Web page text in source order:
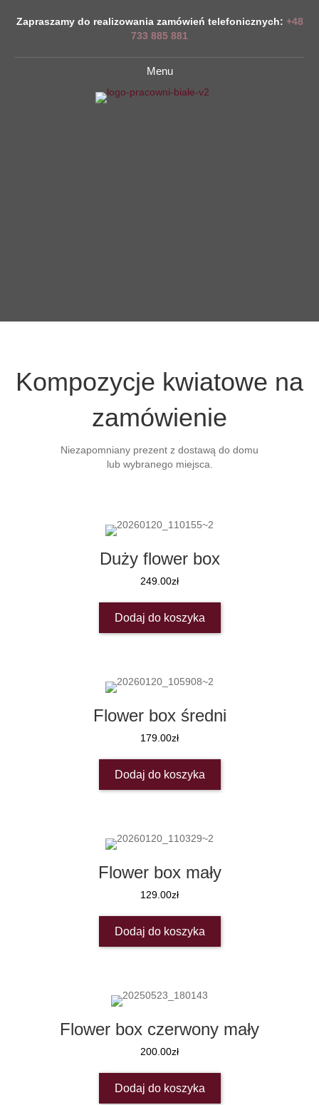
Zapraszamy do realizowania zamówień telefonicznych: +48
733 885 881
Menu
Kompozycje kwiatowe na
zamówienie
Niezapomniany prezent z dostawą do domu
lub wybranego miejsca.
Duży flower box
249.00zł
Dodaj do koszyka
Flower box średni
179.00zł
Dodaj do koszyka
Flower box mały
129.00zł
Dodaj do koszyka
Flower box czerwony mały
200.00zł
Dodaj do koszyka